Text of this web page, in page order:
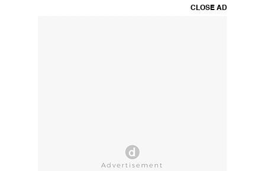
CLOSE AD